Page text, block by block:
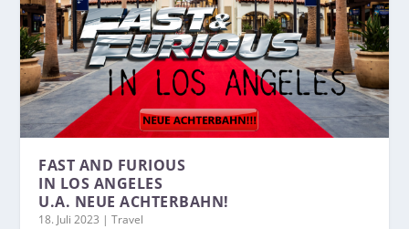
FAST AND FURIOUS
IN LOS ANGELES
U.A. NEUE ACHTERBAHN!
18. Juli 2023 |Travel